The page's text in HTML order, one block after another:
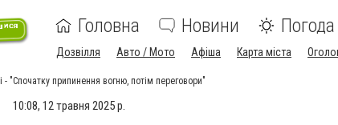
Головна Новини Погода
Дозвілля Авто / Мото Афіша Карта міста
"Спочатку припинення вогню, потім переговори"
10:08, 12 травня 2025 р.